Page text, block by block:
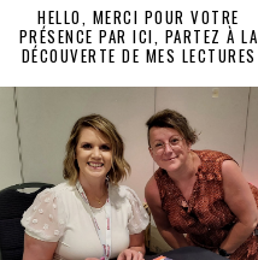
HELLO, MERCI POUR VOTRE
PRÉSENCE PAR ICI, PARTEZ À LA
DÉCOUVERTE DE MES LECTURES